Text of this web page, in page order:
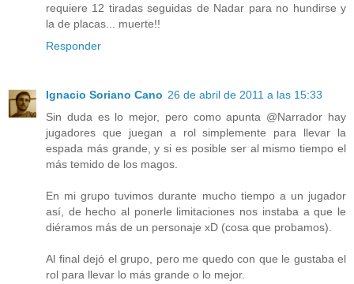
requiere 12 tiradas seguidas de Nadar para no hundirse y
la de placas... muerte!!
Responder
Ignacio Soriano Cano 26 de abril de 2011 a las 15:33
Sin duda es lo mejor, pero como apunta @Narrador hay
jugadores que juegan a rol simplemente para llevar la
espada más grande, y si es posible ser al mismo tiempo el
más temido de los magos.
En mi grupo tuvimos durante mucho tiempo a un jugador
así, de hecho al ponerle limitaciones nos instaba a que le
diéramos más de un personaje xD (cosa que probamos).
Al final dejó el grupo, pero me quedo con que le gustaba el
rol para llevar lo más grande o lo mejor.